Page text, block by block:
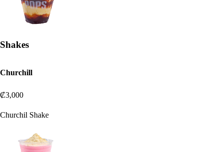
Shakes
Churchill
₡3,000
Churchil Shake